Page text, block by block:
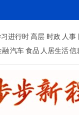
进行时高层 时政 人事
融汽车食品 人居生活信